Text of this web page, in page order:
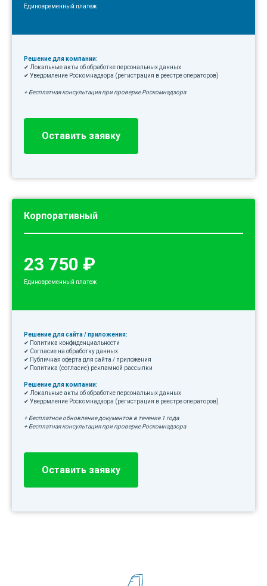
Единовременный платеж
Решение для компании:
✔ Локальные акты об обработке персональных данных
✔ Уведомление Роскомнадзора (регистрация в реестре операторов)
+ Бесплатная консультация при проверке Роскомнадзора
Оставить заявку
Корпоративный
23 750 ₽
Единовременный платеж
Решение для сайта / приложения:
✔ Политика конфиденциальности
✔ Согласие на обработку данных
✔ Публичная оферта для сайта / приложения
✔ Политика (согласие) рекламной рассылки
Решение для компании:
✔ Локальные акты об обработке персональных данных
✔ Уведомление Роскомнадзора (регистрация в реестре операторов)
+ Бесплатное обновление документов в течение 1 года
+ Бесплатная консультация при проверке Роскомнадзора
Оставить заявку